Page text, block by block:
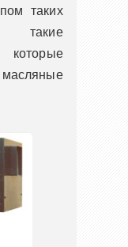
таких
такие
масляные